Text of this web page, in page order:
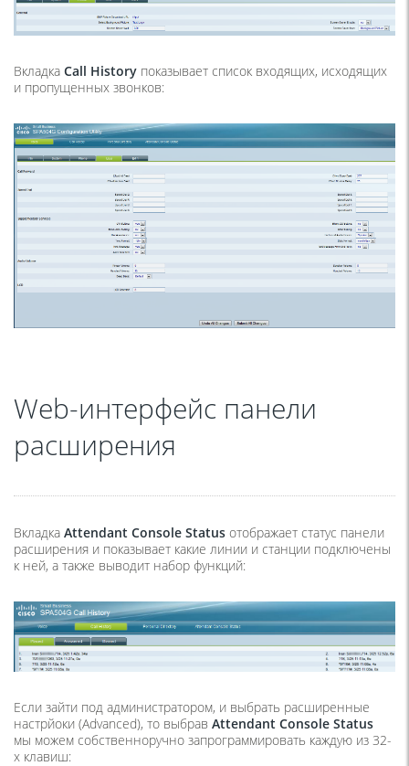
Вкладка Call History показывает список входящих, исходящих
и пропущенных звонков:
Web-интерфейс панели
расширения
Вкладка Attendant Console Status отображает статус панели
расширения и показывает какие линии и станции подключены
к ней, а также выводит набор функций:
Если зайти под администратором, и выбрать расширенные
настрйоки (Advanced), то выбрав Attendant Console Status
мы можем собственноручно запрограммировать каждую из 32-
х клавиш: